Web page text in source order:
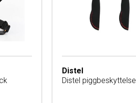
Distel
Distel piggbeskyttelse